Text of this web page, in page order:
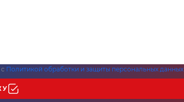
Политикой обработки и защиты персональных данных